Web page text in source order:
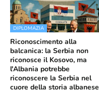
DIPLOMAZIA
Riconoscimento alla
balcanica: la Serbia non
riconosce il Kosovo, ma
l'Albania potrebbe
riconoscere la Serbia nel
cuore della storia albanese